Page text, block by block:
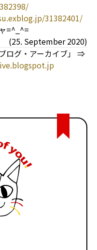
31382401/
=^_^=
(25. September 2020)
ログ・アーカイブ」 ⇒